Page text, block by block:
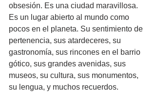
obsesión. Es una ciudad maravillosa.
Es un lugar abierto al mundo como
pocos en el planeta. Su sentimiento de
pertenencia, sus atardeceres, su
gastronomía, sus rincones en el barrio
gótico, sus grandes avenidas, sus
museos, su cultura, sus monumentos,
su lengua, y muchos recuerdos.